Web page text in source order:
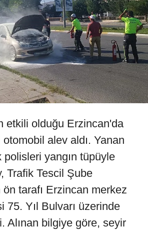
etkili olduğu Erzincan'da
alev aldı. Yanan
yangın tüpüyle
Trafik Tescil Şube
tarafı Erzincan merkez
75. Yıl Bulvarı üzerinde
Alınan bilgiye göre, seyir